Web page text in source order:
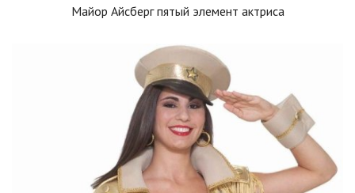
Майор Айсберг пятый элемент актриса